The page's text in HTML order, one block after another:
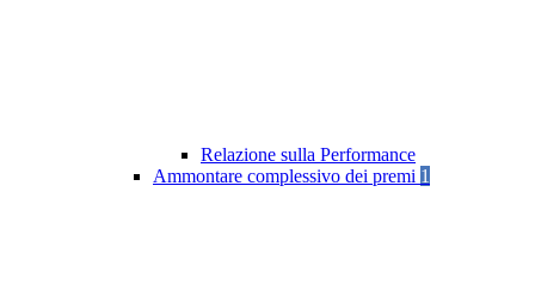
Relazione sulla Performance
Ammontare complessivo dei premi 1